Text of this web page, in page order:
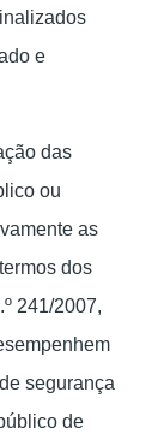
e
das
ou
as
dos
241/2007,
segurança
de